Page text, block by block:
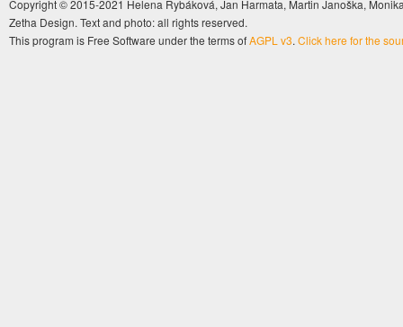
Copyright © 2015-2021 Helena Rybáková, Jan Harmata, Martin Janoška,
Zetha Design. Text and photo: all rights reserved.
This program is Free Software under the terms ofAGPL v3. Click here for the